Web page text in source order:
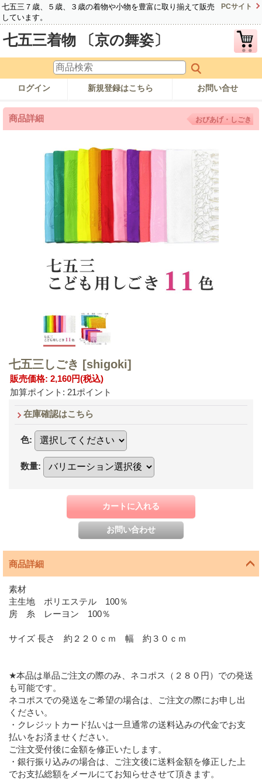
七五三７歳、５歳、３歳の着物や小物を豊富に取り揃えて販売
しています。
PCサイト
七五三着物 〔京の舞姿〕
ログイン 新規登録はこちら お問い合せ
商品詳細 おびあげ・しごき
七五三しごき [shigoki]
販売価格: 2,160円(税込)
加算ポイント: 21ポイント
在庫確認はこちら
色:
数量:
商品詳細
素材
主生地 ポリエステル 100％
房 糸 レーヨン 100％
サイズ 長さ 約２２０ｃｍ 幅 約３０ｃｍ
★本品は単品ご注文の際のみ、ネコポス（２８０円）での発送
も可能です。
ネコポスでの発送をご希望の場合は、ご注文の際にお申し出
ください。
・クレジットカード払いは一旦通常の送料込みの代金でお支
払いをお済ませください。
ご注文受付後に金額を修正いたします。
・銀行振り込みの場合は、ご注文後に送料金額を修正した上
でお支払総額をメールにてお知らせさせて頂きます。